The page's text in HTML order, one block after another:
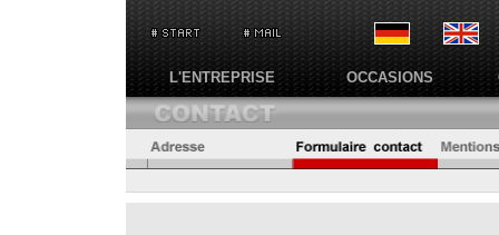
L'ENTREPRISE OCCASIONS